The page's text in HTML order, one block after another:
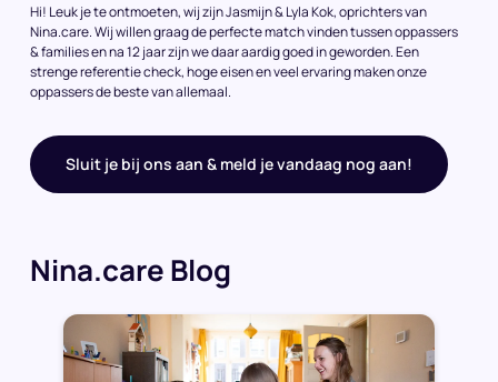
Hi! Leuk je te ontmoeten, wij zijn Jasmijn & Lyla Kok, oprichters van
Nina.care. Wij willen graag de perfecte match vinden tussen oppassers
& families en na 12 jaar zijn we daar aardig goed in geworden. Een
strenge referentie check, hoge eisen en veel ervaring maken onze
oppassers de beste van allemaal.
Sluit je bij ons aan & meld je vandaag nog aan!
Nina.care Blog